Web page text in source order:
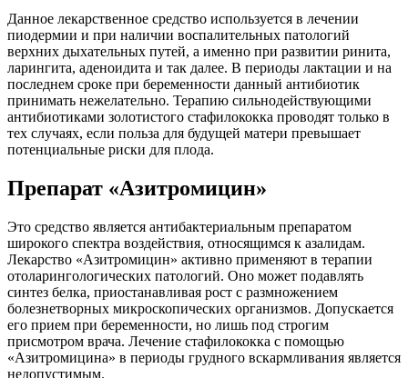
Данное лекарственное средство используется в лечении
пиодермии и при наличии воспалительных патологий
верхних дыхательных путей, а именно при развитии ринита,
ларингита, аденоидита и так далее. В периоды лактации и на
последнем сроке при беременности данный антибиотик
принимать нежелательно. Терапию сильнодействующими
антибиотиками золотистого стафилококка проводят только в
тех случаях, если польза для будущей матери превышает
потенциальные риски для плода.
Препарат «Азитромицин»
Это средство является антибактериальным препаратом
широкого спектра воздействия, относящимся к азалидам.
Лекарство «Азитромицин» активно применяют в терапии
отоларингологических патологий. Оно может подавлять
синтез белка, приостанавливая рост с размножением
болезнетворных микроскопических организмов. Допускается
его прием при беременности, но лишь под строгим
присмотром врача. Лечение стафилококка с помощью
«Азитромицина» в периоды грудного вскармливания является
недопустимым.